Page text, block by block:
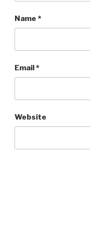
Name *
Email*
Website